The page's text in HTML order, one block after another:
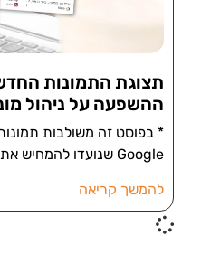
ההשפעה על ניהול
* בפוסט זה משולבות
Google שנועדו להמחיש את תצוגת התמונות החדשה
להמשך קריאה